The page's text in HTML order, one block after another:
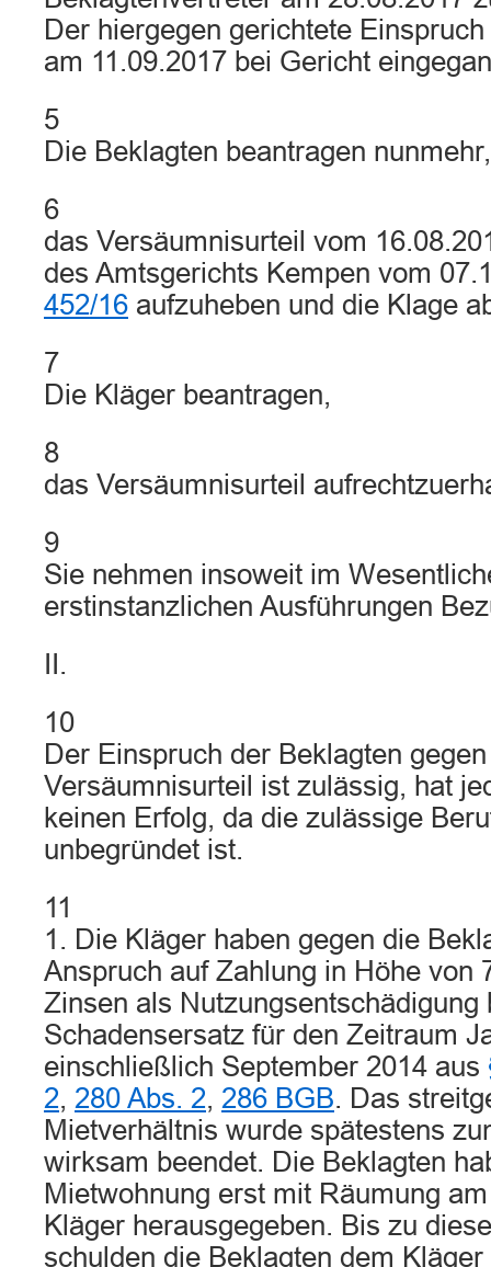
Der hiergegen gerichtete
am 11.09.2017 bei Gericht
5
Die Beklagten beantragen nunmehr,
6
das Versäumnisurteil vom
des Amtsgerichts Kempen vom
452/16 aufzuheben und die Klage
7
Die Kläger beantragen,
8
das Versäumnisurteil
9
Sie nehmen insoweit im
erstinstanzlichen Ausführungen
II.
10
Der Einspruch der Beklagten
Versäumnisurteil ist zulässig, hat
keinen Erfolg, da die zulässige
unbegründet ist.
11
1. Die Kläger haben gegen die
Anspruch auf Zahlung in Höhe von
Zinsen als Nutzungsentschädigung
Schadensersatz für den Zeitraum
einschließlich September 2014 aus
2, 280 Abs. 2, 286 BGB. Das
Mietverhältnis wurde spätestens
wirksam beendet. Die Beklagten
Mietwohnung erst mit Räumung
Kläger herausgegeben. Bis zu
schulden die Beklagten dem Kläger